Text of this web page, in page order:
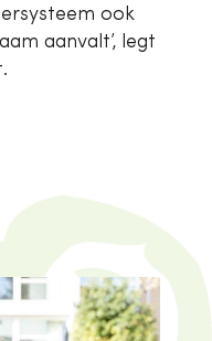
ook
aanvalt’, legt